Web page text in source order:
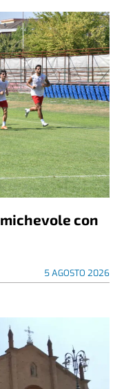
con
5 AGOSTO 2026